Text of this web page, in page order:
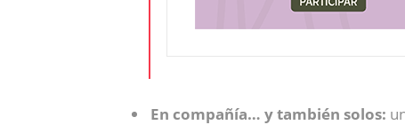
En compañía… y también solos: